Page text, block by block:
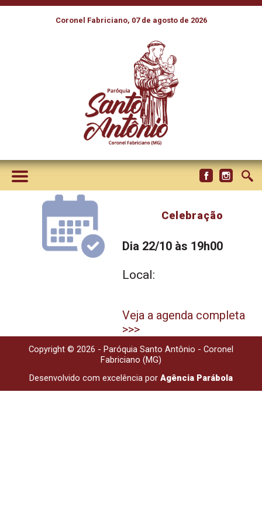
Coronel Fabriciano, 07 de agosto de 2026
Celebração
Dia 22/10 às 19h00
Local:
Veja a agenda completa
>>>
Copyright © 2026 - Paróquia Santo Antônio - Coronel
Fabriciano (MG)
Desenvolvido com excelência por Agência Parábola